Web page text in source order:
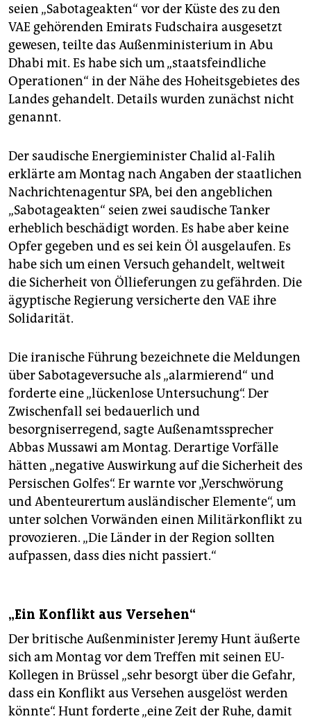
seien „Sabotageakten“ vor der Küste des zu den
VAE gehörenden Emirats Fudschaira ausgesetzt
gewesen, teilte das Außenministerium in Abu
Dhabi mit. Es habe sich um „staatsfeindliche
Operationen“ in der Nähe des Hoheitsgebietes des
Landes gehandelt. Details wurden zunächst nicht
genannt.
Der saudische Energieminister Chalid al-Falih
erklärte am Montag nach Angaben der staatlichen
Nachrichtenagentur SPA, bei den angeblichen
„Sabotageakten“ seien zwei saudische Tanker
erheblich beschädigt worden. Es habe aber keine
Opfer gegeben und es sei kein Öl ausgelaufen. Es
habe sich um einen Versuch gehandelt, weltweit
die Sicherheit von Öllieferungen zu gefährden. Die
ägyptische Regierung versicherte den VAE ihre
Solidarität.
Die iranische Führung bezeichnete die Meldungen
über Sabotageversuche als „alarmierend“ und
forderte eine „lückenlose Untersuchung“. Der
Zwischenfall sei bedauerlich und
besorgniserregend, sagte Außenamtssprecher
Abbas Mussawi am Montag. Derartige Vorfälle
hätten „negative Auswirkung auf die Sicherheit des
Persischen Golfes“. Er warnte vor „Verschwörung
und Abenteurertum ausländischer Elemente“, um
unter solchen Vorwänden einen Militärkonflikt zu
provozieren. „Die Länder in der Region sollten
aufpassen, dass dies nicht passiert.“
„Ein Konflikt aus Versehen“
Der britische Außenminister Jeremy Hunt äußerte
sich am Montag vor dem Treffen mit seinen EU-
Kollegen in Brüssel „sehr besorgt über die Gefahr,
dass ein Konflikt aus Versehen ausgelöst werden
könnte“. Hunt forderte „eine Zeit der Ruhe, damit